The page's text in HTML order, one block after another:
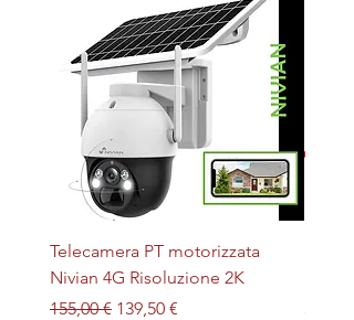
Telecamera PT motorizzata
Nivian 4G Risoluzione 2K
Prezzo regolare
155,00 € Prezzo scontato
139,50 €